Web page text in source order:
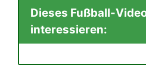
Dieses Fußball-
interessieren: